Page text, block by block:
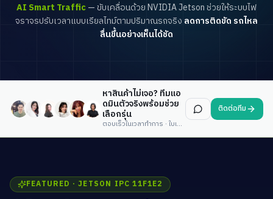
AI Smart Traffic — ขับเคลื่อนด้วย NVIDIA Jetson ช่วยให้ระบบไฟ
จราจรปรับเวลาแบบเรียลไทม์ตามปริมาณรถจริง ลดการติดขัด รถไหล
ลื่นขึ้นอย่างเห็นได้ชัด
หาสินค้าไม่เจอ? ทีมแอ
ดมินตัวจริงพร้อมช่วย
เลือกรุ่น
ตอบเร็วในเวลาทำการ · ใบเสนอราคาภายในวันเดียว
ติดต่อทีม
FEATURED · JETSON IPC 11F1E2